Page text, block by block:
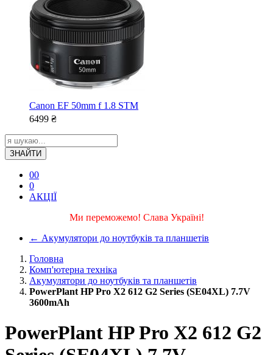
Canon EF 50mm f 1.8 STM
6499 ₴
ЗНАЙТИ
00
0
АКЦІЇ
Ми переможемо! Слава Україні!
← Акумулятори до ноутбуків та планшетів
Головна
Комп'ютерна техніка
Акумулятори до ноутбуків та планшетів
PowerPlant HP Pro X2 612 G2 Series (SE04XL) 7.7V
3600mAh
PowerPlant HP Pro X2 612 G2